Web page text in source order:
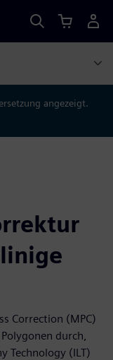
angezeigt.
Correction (MPC)
durch,
Technology (ILT)